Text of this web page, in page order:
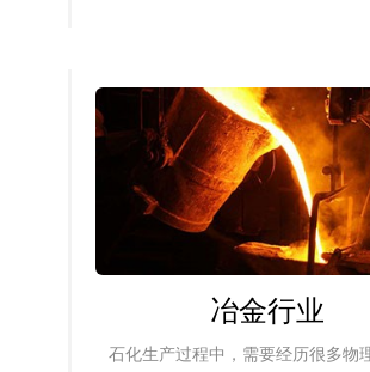
冶金行业
石化生产过程中，需要经历很多物